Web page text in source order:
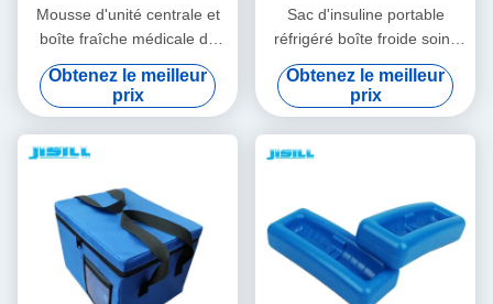
Mousse d'unité centrale et
boîte fraîche médicale de
panneau d'isolation de vide
pour le transport de chaîne
du froid
Obtenez le meilleur
prix
Sac d'insuline portable
réfrigéré boîte froide soins
personnels avec logo -
Imprimé pour les aliments
surgelés
Obtenez le meilleur
prix